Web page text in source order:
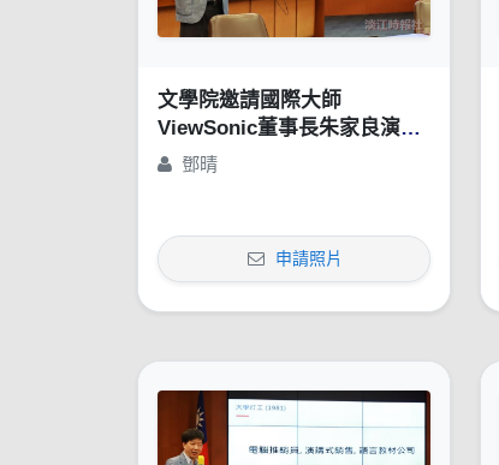
文學院邀請國際大師
ViewSonic董事長朱家良演講
「苦幹、實幹，還得用對方
鄧晴
申請照片